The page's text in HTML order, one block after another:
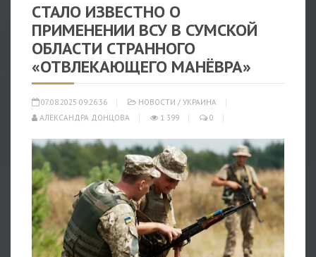
СТАЛО ИЗВЕСТНО О
ПРИМЕНЕНИИ ВСУ В СУМСКОЙ
ОБЛАСТИ СТРАННОГО
«ОТВЛЕКАЮЩЕГО МАНЁВРА»
07.08.2025 09:26:36 НОВОСТИ / УКРАИНА
АЛЕКСАНДРА ДОНЦОВА
1 399 0